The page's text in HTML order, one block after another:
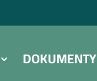
DOKUMENTY